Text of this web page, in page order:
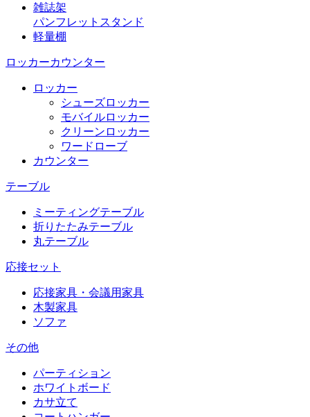
雑誌架
パンフレットスタンド
軽量棚
ロッカーカウンター
ロッカー
シューズロッカー
モバイルロッカー
クリーンロッカー
ワードローブ
カウンター
テーブル
ミーティングテーブル
折りたたみテーブル
丸テーブル
応接セット
応接家具・会議用家具
木製家具
ソファ
その他
パーティション
ホワイトボード
カサ立て